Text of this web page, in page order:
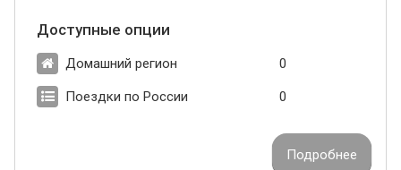
Доступные опции
Домашний регион 0
Поездки по России 0
Подробнее